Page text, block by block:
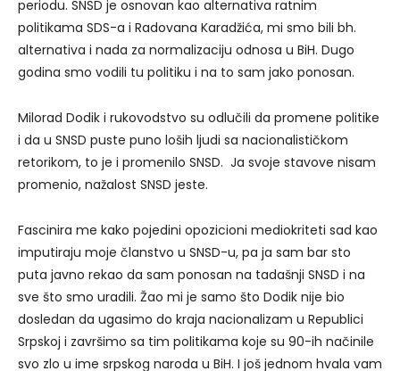
periodu. SNSD je osnovan kao alternativa ratnim
politikama SDS-a i Radovana Karadžića, mi smo bili bh.
alternativa i nada za normalizaciju odnosa u BiH. Dugo
godina smo vodili tu politiku i na to sam jako ponosan.
Milorad Dodik i rukovodstvo su odlučili da promene politike
i da u SNSD puste puno loših ljudi sa nacionalističkom
retorikom, to je i promenilo SNSD. Ja svoje stavove nisam
promenio, nažalost SNSD jeste.
Fascinira me kako pojedini opozicioni mediokriteti sad kao
imputiraju moje članstvo u SNSD-u, pa ja sam bar sto
puta javno rekao da sam ponosan na tadašnji SNSD i na
sve što smo uradili. Žao mi je samo što Dodik nije bio
dosledan da ugasimo do kraja nacionalizam u Republici
Srpskoj i završimo sa tim politikama koje su 90-ih načinile
svo zlo u ime srpskog naroda u BiH. I još jednom hvala vam